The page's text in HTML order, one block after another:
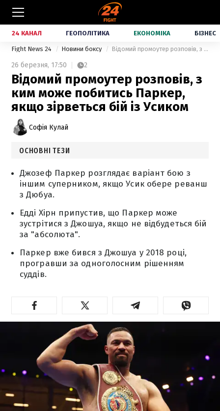
24 КАНАЛ ГЕОПОЛІТИКА ЕКОНОМІКА БІЗНЕС
Fight News 24 Новини боксу Відомий промоутер розповів, з ким може побитись Паркер, якщо зірветься бій із Усиком
26 березня, 17:50 2
Відомий промоутер розповів, з
ким може побитись Паркер,
якщо зірветься бій із Усиком
Софія Кулай
ОСНОВНІ ТЕЗИ
Джозеф Паркер розглядає варіант бою з
іншим суперником, якщо Усик обере реванш
з Дюбуа.
Едді Хірн припустив, що Паркер може
зустрітися з Джошуа, якщо не відбудеться бій
за "абсолюта".
Паркер вже бився з Джошуа у 2018 році,
програвши за одноголосним рішенням
суддів.